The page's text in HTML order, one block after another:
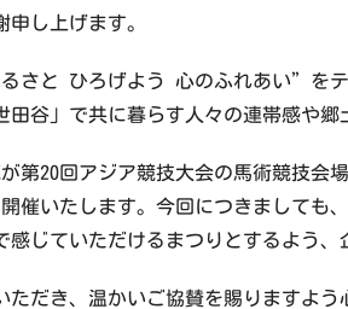
し上げます。
さと ひろげよう 心のふれあい”を
田谷」で共に暮らす人々の連帯感や
第20回アジア競技大会の馬術競技
催いたします。今回につきまして
じていただけるまつりとするよう、
だき、温かいご協賛を賜りますよう